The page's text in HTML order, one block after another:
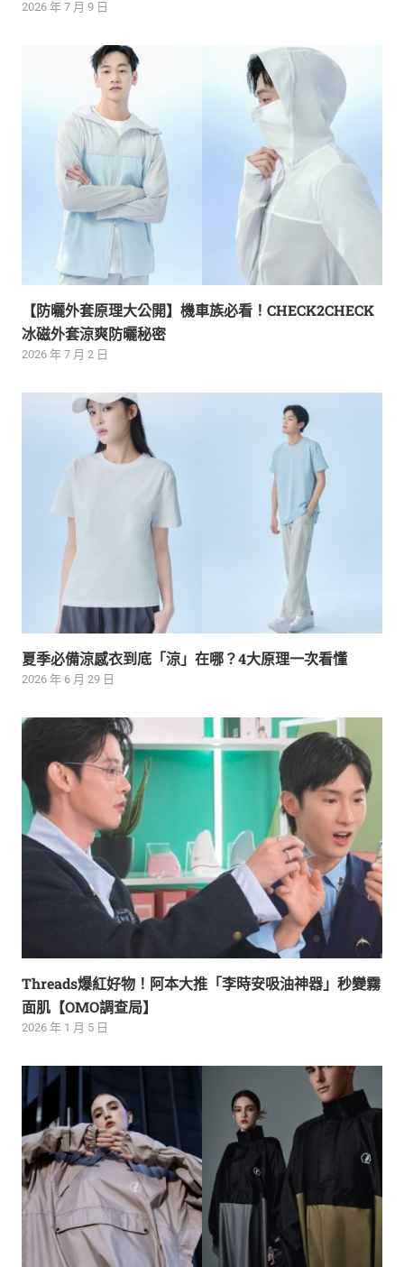
2026 年 7 月 9 日
【防曬外套原理大公開】機車族必看！CHECK2CHECK
冰磁外套涼爽防曬秘密
2026 年 7 月 2 日
夏季必備涼感衣到底「涼」在哪？4大原理一次看懂
2026 年 6 月 29 日
Threads爆紅好物！阿本大推「李時安吸油神器」秒變霧
面肌【OMO調查局】
2026 年 1 月 5 日